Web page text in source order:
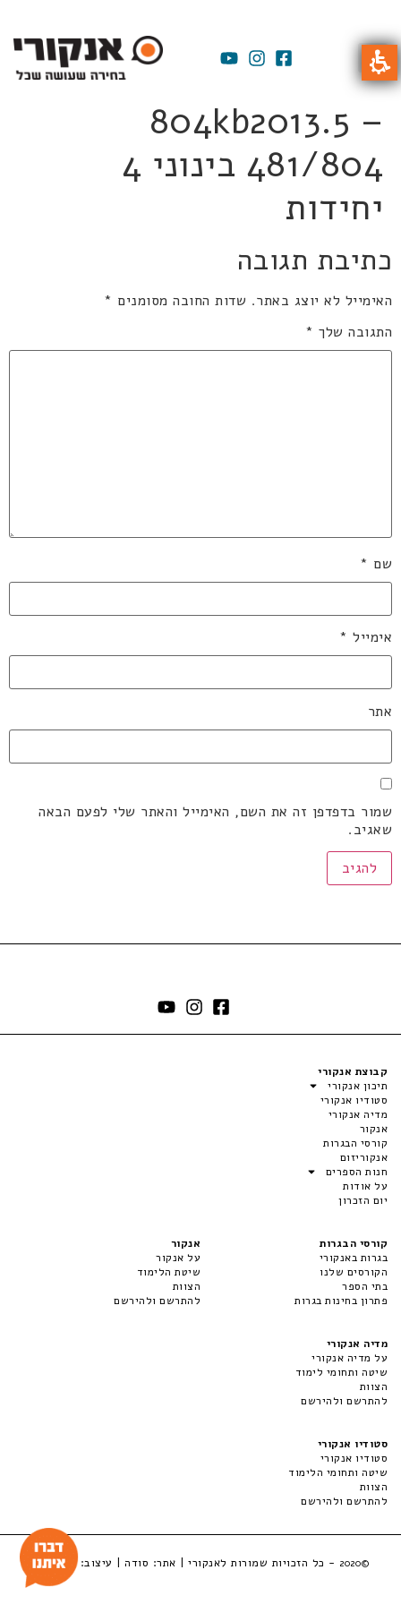
804kb2013.5 –
481/804 בינוני 4
יחידות
כתיבת תגובה
האימייל לא יוצג באתר. שדות החובה מסומנים *
התגובה שלך *
שם *
אימייל *
אתר
שמור בדפדפן זה את השם, האימייל והאתר שלי לפעם הבאה
שאגיב.
קבוצת אנקורי
תיכון אנקורי
סטודיו אנקורי
מדיה אנקורי
אנקור
קורסי הבגרות
אנקוריזום
חנות הספרים
על אודות
יום הזכרון
קורסי הבגרות
בגרות באנקורי
הקורסים שלנו
בתי הספר
פתרון בחינות בגרות
אנקור
על אנקור
שיטת הלימוד
הצוות
להתרשם ולהירשם
מדיה אנקורי
על מדיה אנקורי
שיטה ותחומי לימוד
הצוות
להתרשם ולהירשם
סטודיו אנקורי
סטודיו אנקורי
שיטה ותחומי הלימוד
הצוות
להתרשם ולהירשם
©2020 - כל הזכויות שמורות לאנקורי | אתר: סודה| עיצוב:LuckyBox